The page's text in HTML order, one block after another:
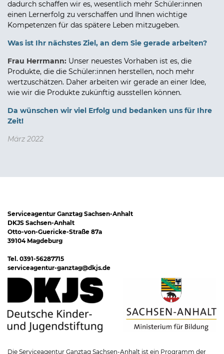
dadurch schaffen wir es, wesentlich mehr Schüler:innen
einen Lernerfolg zu verschaffen und Ihnen wichtige
Kompetenzen für das spätere Leben mitzugeben.
Was ist Ihr nächstes Ziel, an dem Sie gerade arbeiten?
Frau Herrmann: Unser neuestes Vorhaben ist es, die
Produkte, die die Schüler:innen herstellen, noch mehr
wertzuschätzen. Daher arbeiten wir gerade an einer Idee,
wie wir die Produkte zukünftig ausstellen können.
Da wünschen wir viel Erfolg und bedanken uns für Ihre
Zeit!
März 2022
Serviceagentur Ganztag Sachsen-Anhalt
DKJS Sachsen-Anhalt
Otto-von-Guericke-Straße 87a
39104 Magdeburg
Tel. 0391-56287715
serviceagentur-ganztag@dkjs.de
Die Serviceagentur Ganztag Sachsen-Anhalt ist ein Programm der